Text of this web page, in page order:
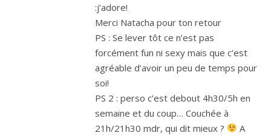
:j’adore!
Merci Natacha pour ton retour
PS : Se lever tôt ce n’est pas
forcément fun ni sexy mais que c’est
agréable d’avoir un peu de temps pour
soi!
PS 2 : perso c’est debout 4h30/5h en
semaine et du coup… Couchée à
21h/21h30 mdr, qui dit mieux ?
A